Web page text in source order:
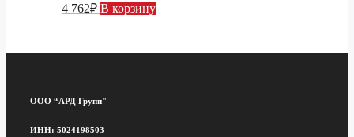
4 762₽ В корзину
ООО “АРД Групп"
ИНН: 5024198503